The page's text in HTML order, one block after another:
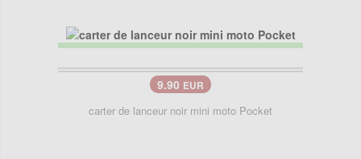
9.90 EUR
carter de lanceur noir mini moto Pocket